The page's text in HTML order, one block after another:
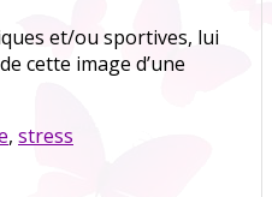
et/ou sportives, lui
cette image d’une
, stress